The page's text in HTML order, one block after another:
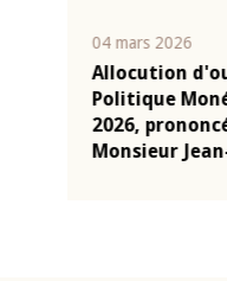
04 mars 2026
Allocution
Politique
2026,
Monsieur